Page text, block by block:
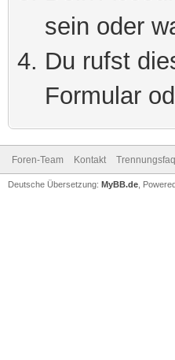
sein oder
Du rufst
Formular
Foren-Team Kontakt Trennungsfaq
Deutsche Übersetzung: MyBB.de ,